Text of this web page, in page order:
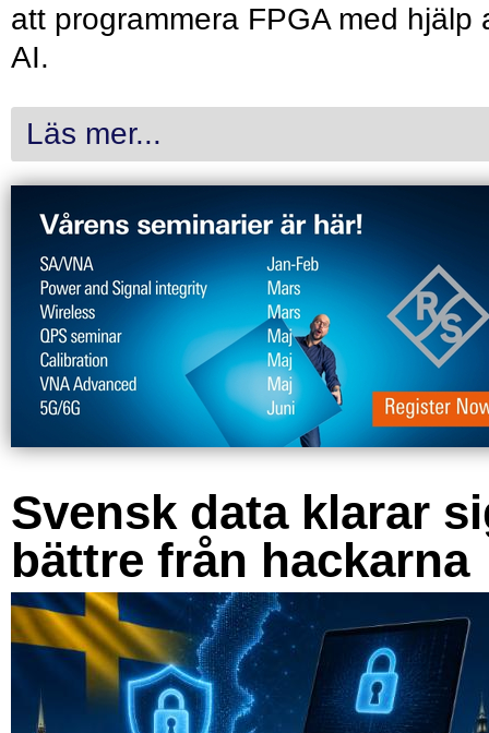
att programmera FPGA med hjälp
AI.
Läs mer...
Svensk data klarar
bättre från hackarna